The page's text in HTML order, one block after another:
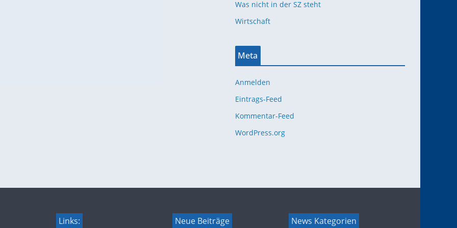
Was nicht in der SZ steht
Wirtschaft
Meta
Anmelden
Eintrags-Feed
Kommentar-Feed
WordPress.org
Links: Neue Beiträge News Kategorien